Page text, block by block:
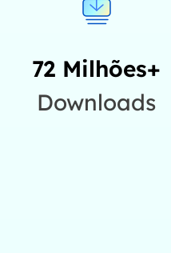
72 Milhões+
Downloads